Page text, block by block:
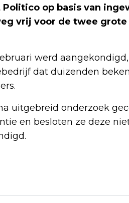
op basis van
vrij voor de twee grote
werd aangekondigd,
dat duizenden
uitgebreid onderzoek
en besloten ze deze
TRUMP WENST